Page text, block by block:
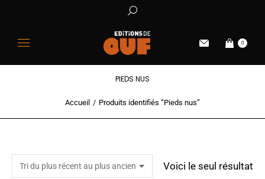
0
PIEDS NUS
Vous êtes ici :
Accueil Produits identifiés “Pieds nus”
Voici le seul résultat